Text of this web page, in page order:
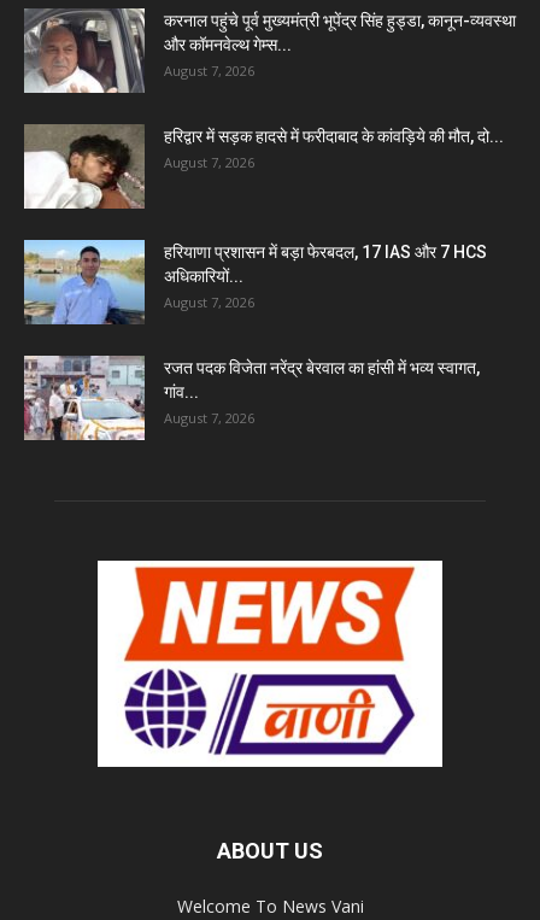
करनाल पहुंचे पूर्व मुख्यमंत्री भूपेंद्र सिंह हुड्डा, कानून-व्यवस्था
और कॉमनवेल्थ गेम्स...
August 7, 2026
हरिद्वार में सड़क हादसे में फरीदाबाद के कांवड़िये की मौत, दो...
August 7, 2026
हरियाणा प्रशासन में बड़ा फेरबदल, 17 IAS और 7 HCS
अधिकारियों...
August 7, 2026
रजत पदक विजेता नरेंद्र बेरवाल का हांसी में भव्य स्वागत,
गांव...
August 7, 2026
ABOUT US
Welcome To News Vani